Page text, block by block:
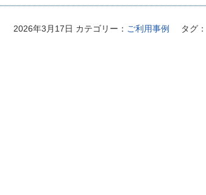
2026年3月17日 カテゴリー： ご利用事例 タグ：